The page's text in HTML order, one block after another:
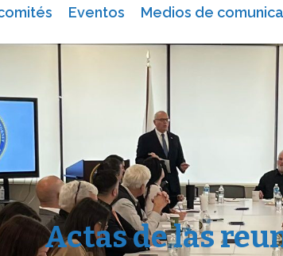
Eventos Medios de
Actas de las